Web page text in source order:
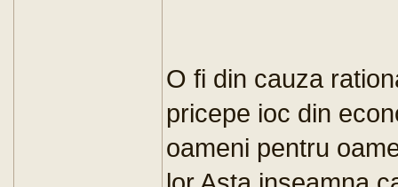
O fi din cauza
pricepe ioc din
oameni pentru